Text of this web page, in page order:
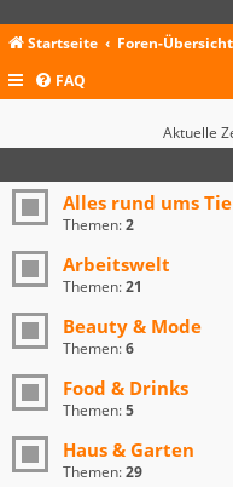
Startseite Foren-Übersicht
FAQ
Aktuelle
Alles rund ums
Themen:2
Arbeitswelt
Themen:21
Beauty & Mode
Themen:6
Food & Drinks
Themen:5
Haus & Garten
Themen:29